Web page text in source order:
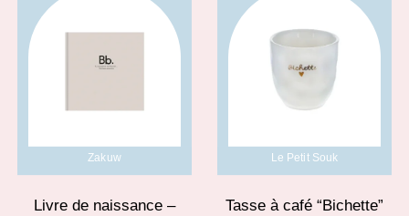
Zakuw
Livre de naissance –
Le Petit Souk
Tasse à café “Bichette”